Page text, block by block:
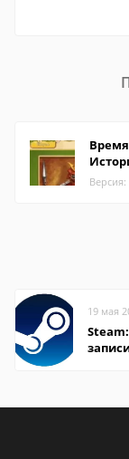
19 мая